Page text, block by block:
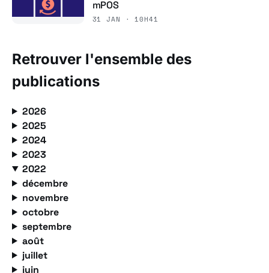
mPOS
31 JAN · 10H41
Retrouver l'ensemble des
publications
2026
2025
2024
2023
2022
décembre
novembre
octobre
septembre
août
juillet
juin